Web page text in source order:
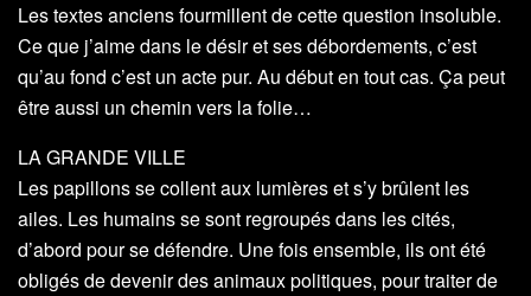
Les textes anciens fourmillent de cette question insoluble.
Ce que j’aime dans le désir et ses débordements, c’est
qu’au fond c’est un acte pur. Au début en tout cas. Ça peut
être aussi un chemin vers la folie…
LA GRANDE VILLE
Les papillons se collent aux lumières et s’y brûlent les
ailes. Les humains se sont regroupés dans les cités,
d’abord pour se défendre. Une fois ensemble, ils ont été
obligés de devenir des animaux politiques, pour traiter de